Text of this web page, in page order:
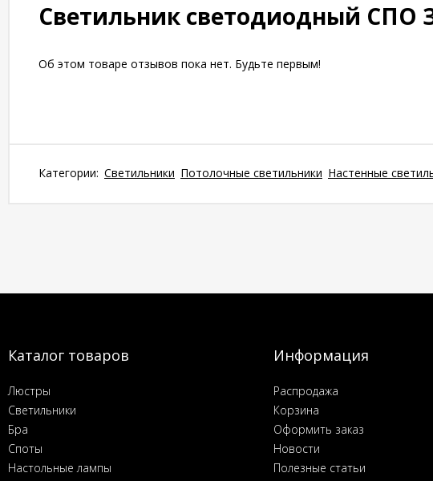
Светильник светодиодный СПО
Об этом товаре отзывов пока нет. Будьте первым!
Категории: Светильники Потолочные светильники Настенные
Каталог товаров
Люстры
Светильники
Бра
Споты
Настольные лампы
Информация
Распродажа
Корзина
Оформить заказ
Новости
Полезные статьи